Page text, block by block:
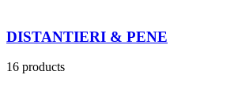
DISTANTIERI & PENE
16 products